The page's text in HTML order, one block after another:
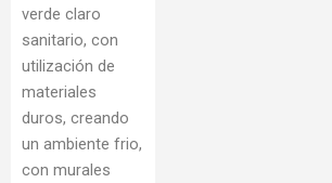
verde claro
sanitario, con
utilización de
materiales
duros, creando
un ambiente frio,
con murales